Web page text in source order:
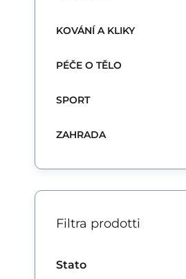
KOVÁNÍ A KLIKY
PÉČE O TĚLO
SPORT
ZAHRADA
Filtra prodotti
Stato